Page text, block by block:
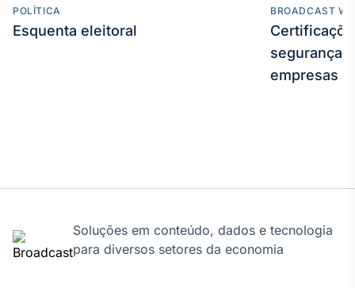
de ativos
Em breve
POLÍTICA
Esquenta eleitoral
BROADCAST
segurança
empresas
Soluções em conteúdo, dados e tecnologia
para diversos setores da economia